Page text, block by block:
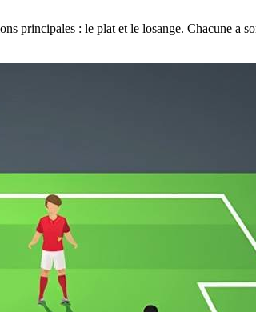
principales : le plat et le losange. Chacune a